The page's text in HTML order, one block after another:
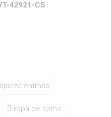
42921-CS
entrada
ropa de cama